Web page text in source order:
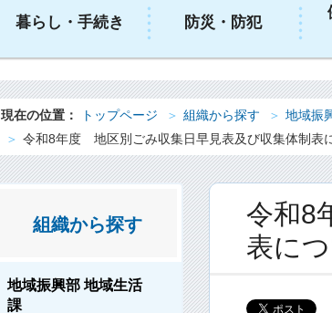
暮らし・手続き 防災・防犯
現在の位置： トップページ 組織から探す 地域振
令和8年度 地区別ごみ収集日早見表及び収集体制表
令和8
表に
組織から探す
地域振興部 地域生活
課